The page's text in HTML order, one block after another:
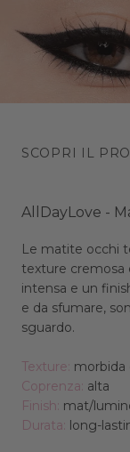
SCOPRI IL
AllDayLove -
Le matite occhi
texture cremosa
intensa e un
e da sfumare,
sguardo.
Texture: morbida
Coprenza: alta
Finish: mat/
Durata: long-